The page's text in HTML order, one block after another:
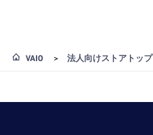
VAIO > 法人向けストアトップ